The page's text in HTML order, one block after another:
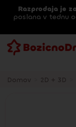
Razprodaja je
poslana v tednu
Domov 2D + 3D